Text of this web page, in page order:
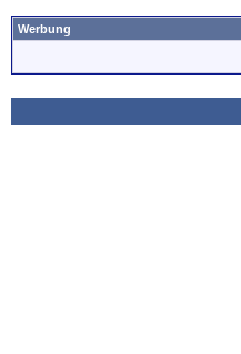
Werbung